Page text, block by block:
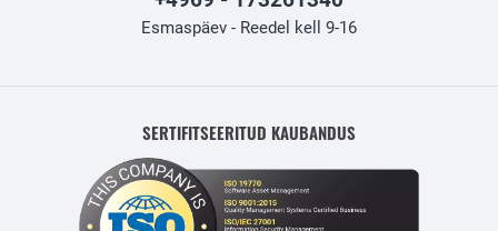
Esmaspäev - Reedel kell 9-16
SERTIFITSEERITUD KAUBANDUS